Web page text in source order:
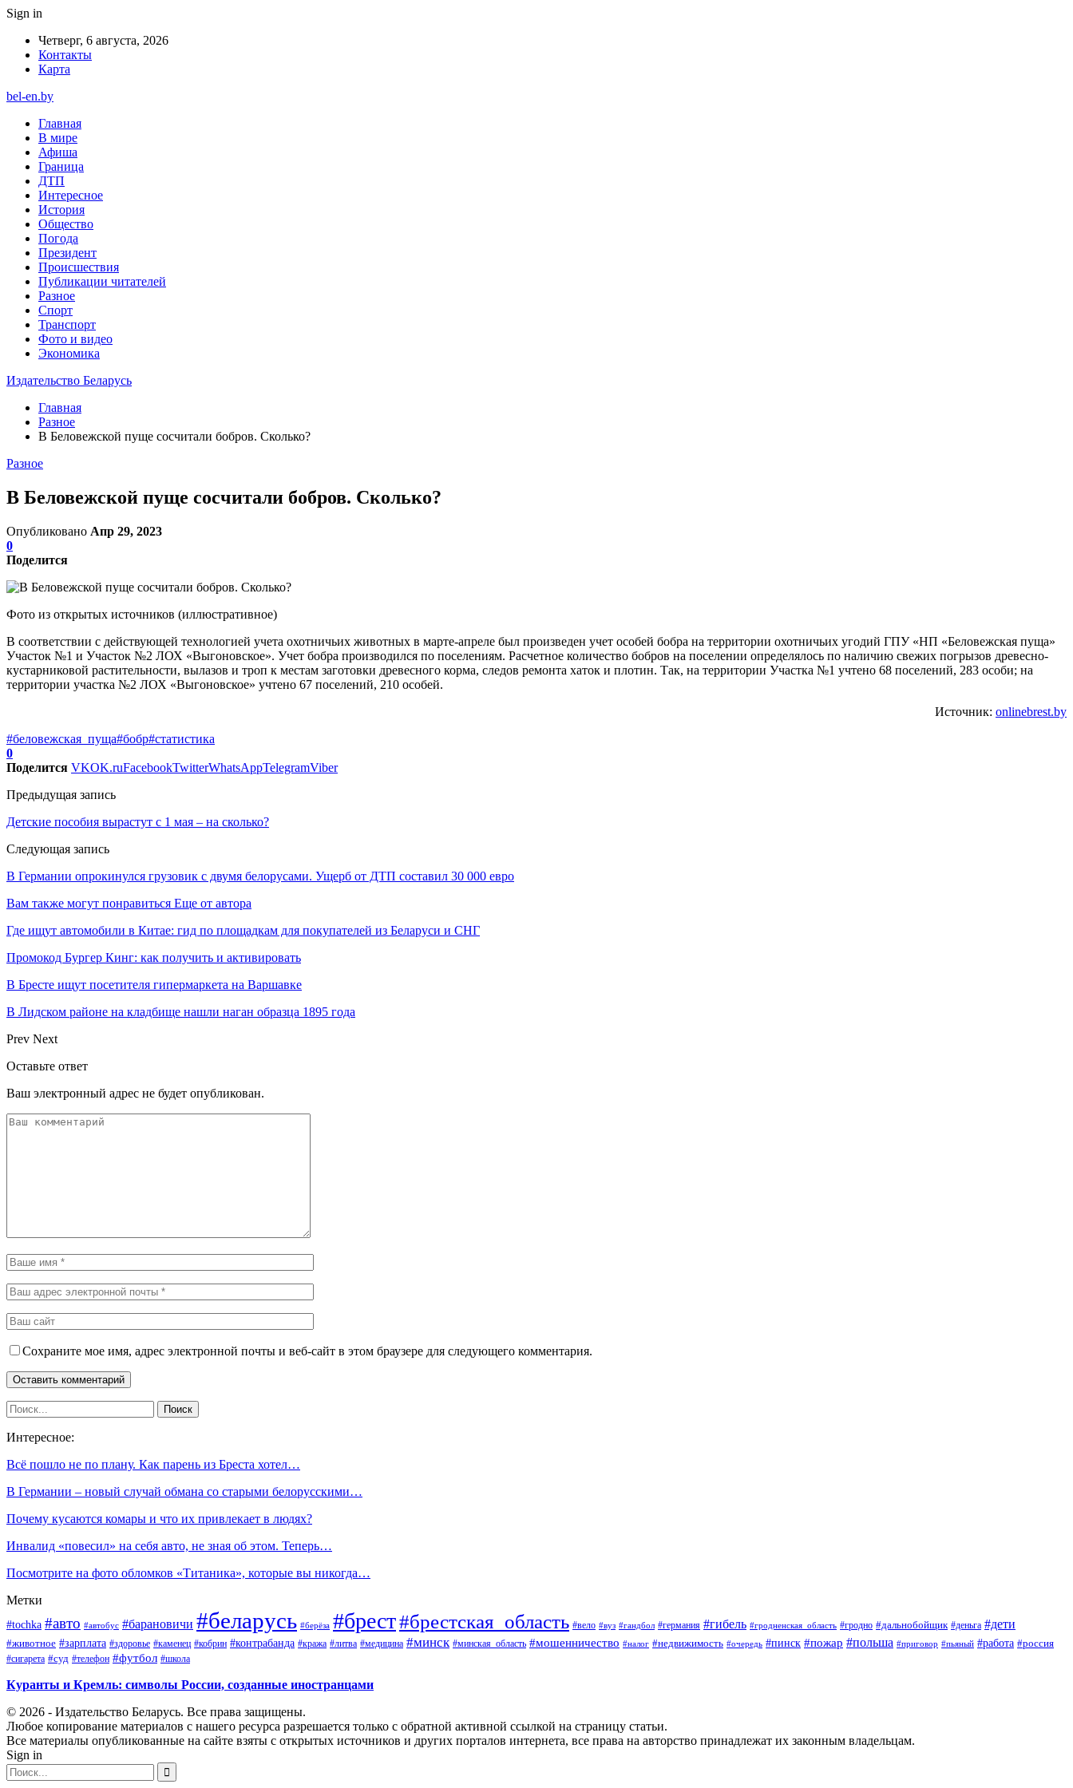
Sign in
Четверг, 6 августа, 2026
Контакты
Карта
bel-en.by
Главная
В мире
Афиша
Граница
ДТП
Интересное
История
Общество
Погода
Президент
Происшествия
Публикации читателей
Разное
Спорт
Транспорт
Фото и видео
Экономика
Издательство Беларусь
Главная
Разное
В Беловежской пуще сосчитали бобров. Сколько?
Разное
В Беловежской пуще сосчитали бобров. Сколько?
Опубликовано Апр 29, 2023
0
Поделится
Фото из открытых источников (иллюстративное)
В соответствии с действующей технологией учета охотничьих животных в марте-апреле был произведен учет особей бобра на территории охотничьих угодий ГПУ «НП «Беловежская пуща»
Участок №1 и Участок №2 ЛОХ «Выгоновское». Учет бобра производился по поселениям. Расчетное количество бобров на поселении определялось по наличию свежих погрызов древесно-
кустарниковой растительности, вылазов и троп к местам заготовки древесного корма, следов ремонта хаток и плотин. Так, на территории Участка №1 учтено 68 поселений, 283 особи; на
территории участка №2 ЛОХ «Выгоновское» учтено 67 поселений, 210 особей.
Источник: onlinebrest.by
#беловежская_пуща#бобр#статистика
0
Поделится VKOK.ruFacebookTwitterWhatsAppTelegramViber
Предыдущая запись
Детские пособия вырастут с 1 мая – на сколько?
Следующая запись
В Германии опрокинулcя грузовик с двумя белорусами. Ущерб от ДТП составил 30 000 евро
Вам также могут понравиться Еще от автора
Где ищут автомобили в Китае: гид по площадкам для покупателей из Беларуси и СНГ
Промокод Бургер Кинг: как получить и активировать
В Бресте ищут посетителя гипермаркета на Варшавке
В Лидском районе на кладбище нашли наган образца 1895 года
Prev Next
Оставьте ответ
Ваш электронный адрес не будет опубликован.
Сохраните мое имя, адрес электронной почты и веб-сайт в этом браузере для следующего комментария.
Интересное:
Всё пошло не по плану. Как парень из Бреста хотел…
В Германии – новый случай обмана со старыми белорусскими…
Почему кусаются комары и что их привлекает в людях?
Инвалид «повесил» на себя авто, не зная об этом. Теперь…
Посмотрите на фото обломков «Титаника», которые вы никогда…
Метки
#tochka #авто #автобус #барановичи #беларусь #берёза #брест#брестская_область #вело #вуз #гандбол #германия #гибель #гродненская_область #гродно #дальнобойщик #деньга #дети
#животное #зарплата #здоровье #каменец #кобрин #контрабанда #кража #литва #медицина #минск #минская_область #мошенничество #налог #недвижимость #очередь #пинск #пожар #польша #приговор #пьяный #работа #россия
#сигарета #суд #телефон #футбол #школа
Куранты и Кремль: символы России, созданные иностранцами
© 2026 - Издательство Беларусь. Все права защищены.
Любое копирование материалов с нашего ресурса разрешается только с обратной активной ссылкой на страницу статьи.
Все материалы опубликованные на сайте взяты с открытых источников и других порталов интернета, все права на авторство принадлежат их законным владельцам.
Sign in